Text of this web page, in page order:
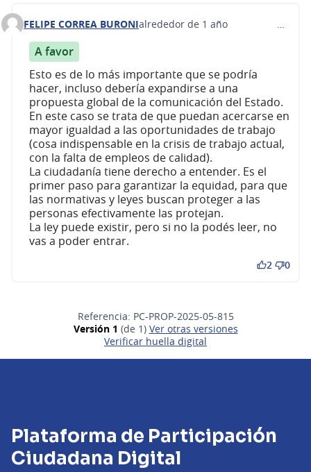
Comentario 584
FELIPE CORREA BURONIalrededor de 1 año
A favor
Esto es de lo más importante que se podría
hacer, incluso debería expandirse a una
propuesta global de la comunicación del Estado.
En este caso se trata de que puedan acercarse en
mayor igualdad a las oportunidades de trabajo
(cosa indispensable en la crisis de trabajo actual,
con la falta de empleos de calidad).
La ciudadanía tiene derecho a entender. Es el
primer paso para garantizar la equidad, para que
las normativas y leyes buscan proteger a las
personas efectivamente las protejan.
La ley puede existir, pero si no la podés leer, no
vas a poder entrar.
2 0
Referencia: PC-PROP-2025-05-815
Versión 1 (de 1)
ver otras versiones
Verificar huella digital
Plataforma de Participación
Ciudadana Digital